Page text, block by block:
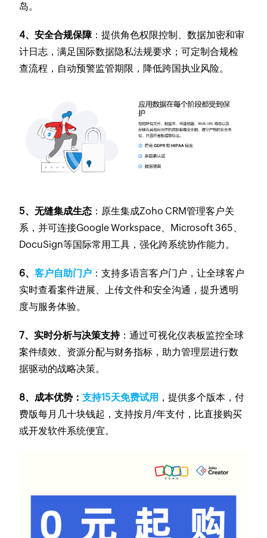
岛。
4、安全合规保障：提供角色权限控制、数据加密和审
计日志，满足国际数据隐私法规要求；可定制合规检
查流程，自动预警监管期限，降低跨国执业风险。
5、无缝集成生态 ：原生集成Zoho CRM管理客户关
系，并可连接Google Workspace、Microsoft 365、
DocuSign等国际常用工具，强化跨系统协作能力。
6、客户自助门户 ：支持多语言客户门户，让全球客户
实时查看案件进展、上传文件和安全沟通，提升透明
度与服务体验。
7、实时分析与决策支持：通过可视化仪表板监控全球
案件绩效、资源分配与财务指标，助力管理层进行数
据驱动的战略决策。
8、成本优势：支持15天免费试用 ，提供多个版本，付
费版每月几十块钱起，支持按月/年支付，比直接购买
或开发软件系统便宜。